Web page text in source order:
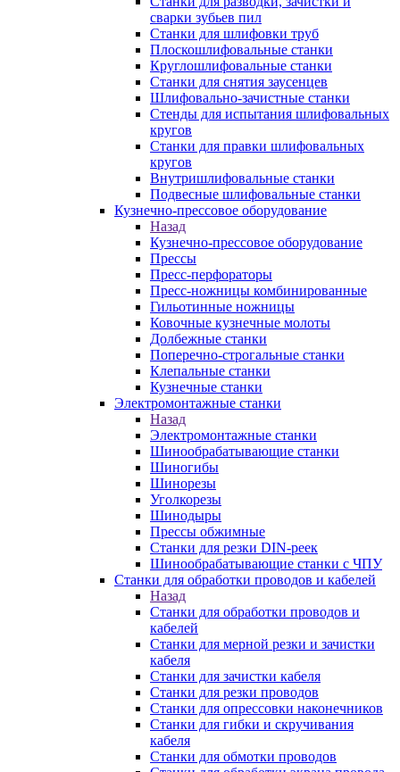
сварки зубьев пил
Станки для шлифовки труб
Плоскошлифовальные станки
Круглошлифовальные станки
Станки для снятия заусенцев
Шлифовально-зачистные станки
Стенды для испытания шлифовальных
кругов
Станки для правки шлифовальных
кругов
Внутришлифовальные станки
Подвесные шлифовальные станки
Кузнечно-прессовое оборудование
Назад
Кузнечно-прессовое оборудование
Прессы
Пресс-перфораторы
Пресс-ножницы комбинированные
Гильотинные ножницы
Ковочные кузнечные молоты
Долбежные станки
Поперечно-строгальные станки
Клепальные станки
Кузнечные станки
Электромонтажные станки
Назад
Электромонтажные станки
Шинообрабатывающие станки
Шиногибы
Шинорезы
Уголкорезы
Шинодыры
Прессы обжимные
Станки для резки DIN-реек
Шинообрабатывающие станки с ЧПУ
Станки для обработки проводов и кабелей
Назад
Станки для обработки проводов и
кабелей
Станки для мерной резки и зачистки
кабеля
Станки для зачистки кабеля
Станки для резки проводов
Станки для опрессовки наконечников
Станки для гибки и скручивания
кабеля
Станки для обмотки проводов